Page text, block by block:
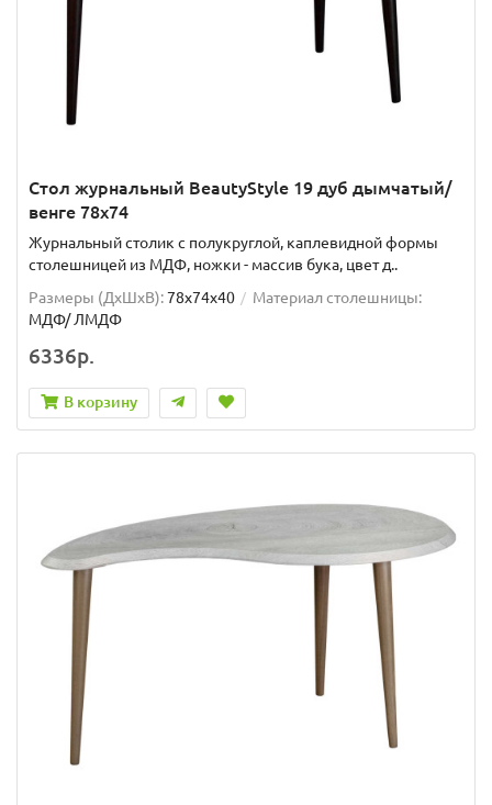
Стол журнальный BeautyStyle 19 дуб дымчатый/
венге 78х74
Журнальный столик с полукруглой, каплевидной формы
столешницей из МДФ, ножки - массив бука, цвет д..
Размеры (ДхШxВ):78х74х40
Материал столешницы:
МДФ/ ЛМДФ
6336р.
В корзину